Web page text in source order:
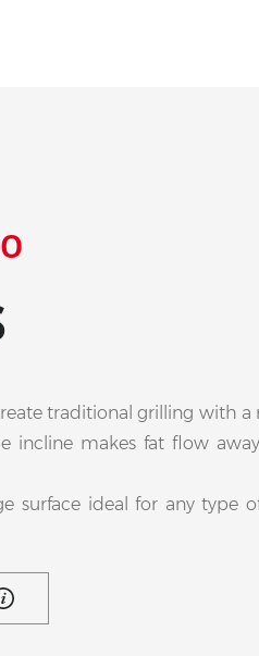
traditional grilling with a
incline makes fat flow
surface ideal for any type